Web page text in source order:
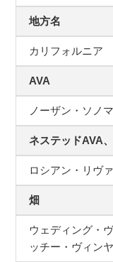
地方名
カリフォルニア
AVA
ノーザン・ソノ
ネステッドAVA
ロシアン・リヴ
畑
ウェディング・
ッチー・ヴィン